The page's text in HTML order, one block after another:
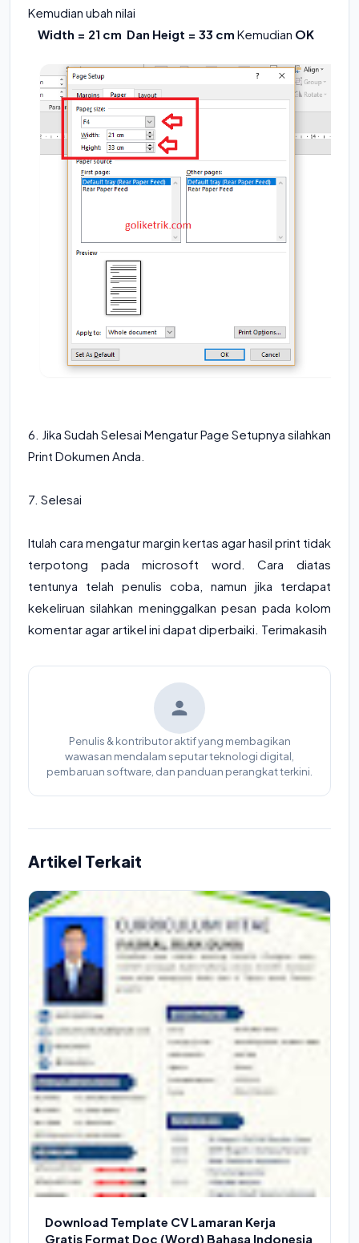
Kemudian ubah nilai
Width = 21 cm Dan Heigt = 33 cm Kemudian OK
6. Jika Sudah Selesai Mengatur Page Setupnya silahkan
Print Dokumen Anda.
7. Selesai
Itulah cara mengatur margin kertas agar hasil print tidak
terpotong pada microsoft word. Cara diatas
tentunya telah penulis coba, namun jika terdapat
kekeliruan silahkan meninggalkan pesan pada kolom
komentar agar artikel ini dapat diperbaiki. Terimakasih
Penulis & kontributor aktif yang membagikan
wawasan mendalam seputar teknologi digital,
pembaruan software, dan panduan perangkat terkini.
Artikel Terkait
Download Template CV Lamaran Kerja
Gratis Format Doc (Word) Bahasa Indonesia